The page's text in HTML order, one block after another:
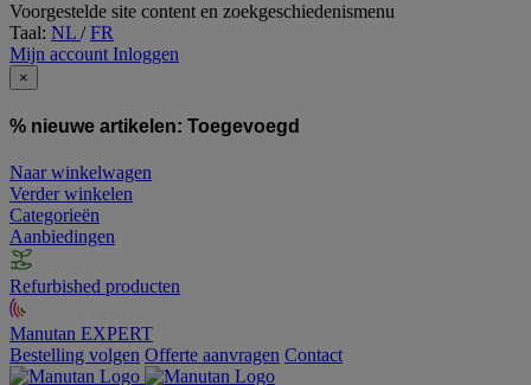
Voorgestelde site content en zoekgeschiedenismenu
Taal: NL /FR
Mijn account Inloggen
×
% nieuwe artikelen: Toegevoegd
Naar winkelwagen
Verder winkelen
Categorieën
Aanbiedingen
Refurbished producten
Manutan EXPERT
Bestelling volgen Offerte aanvragen Contact